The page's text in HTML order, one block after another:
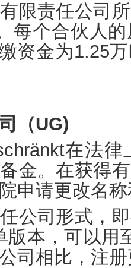
限责任公司
每个合伙人
资金为1.25
（UG)
在法
金。在获得
申请更改名
公司形式，
版本，可以用
司相比，注